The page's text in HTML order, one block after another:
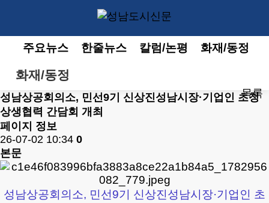
주요뉴스 한줄뉴스 칼럼/논평 화재/동정
화재/동정
목록
성남상공회의소, 민선9기 신상진성남시장·기업인 초청
상생협력 간담회 개최
페이지 정보
26-07-02 10:34 0
본문
성남상공회의소, 민선9기 신상진성남시장·기업인 초